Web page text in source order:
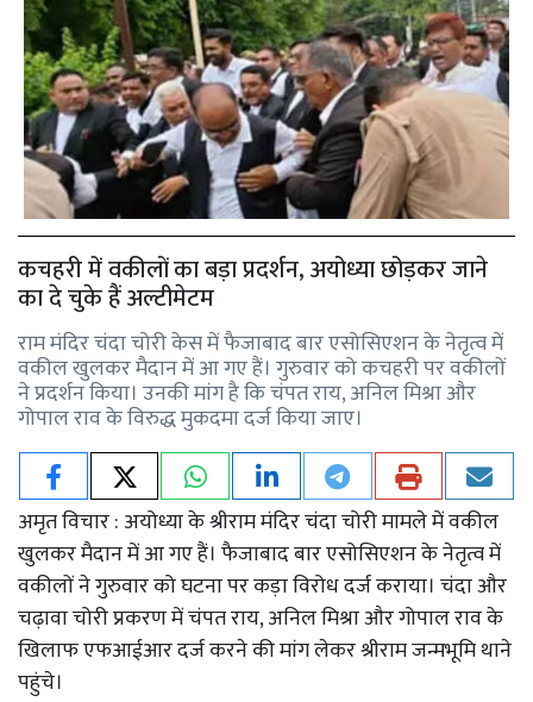
कचहरी में वकीलों का बड़ा प्रदर्शन, अयोध्या छोड़कर जाने
का दे चुके हैं अल्टीमेटम
राम मंदिर चंदा चोरी केस में फैजाबाद बार एसोसिएशन के नेतृत्व में
वकील खुलकर मैदान में आ गए हैं। गुरुवार को कचहरी पर वकीलों
ने प्रदर्शन किया। उनकी मांग है कि चंपत राय, अनिल मिश्रा और
गोपाल राव के विरुद्ध मुकदमा दर्ज किया जाए।
अमृत विचार : अयोध्या के श्रीराम मंदिर चंदा चोरी मामले में वकील
खुलकर मैदान में आ गए हैं। फैजाबाद बार एसोसिएशन के नेतृत्व में
वकीलों ने गुरुवार को घटना पर कड़ा विरोध दर्ज कराया। चंदा और
चढ़ावा चोरी प्रकरण में चंपत राय, अनिल मिश्रा और गोपाल राव के
खिलाफ एफआईआर दर्ज करने की मांग लेकर श्रीराम जन्मभूमि थाने
पहुंचे।